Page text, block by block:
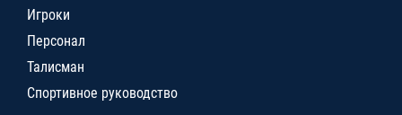
Игроки
Персонал
Талисман
Спортивное руководство